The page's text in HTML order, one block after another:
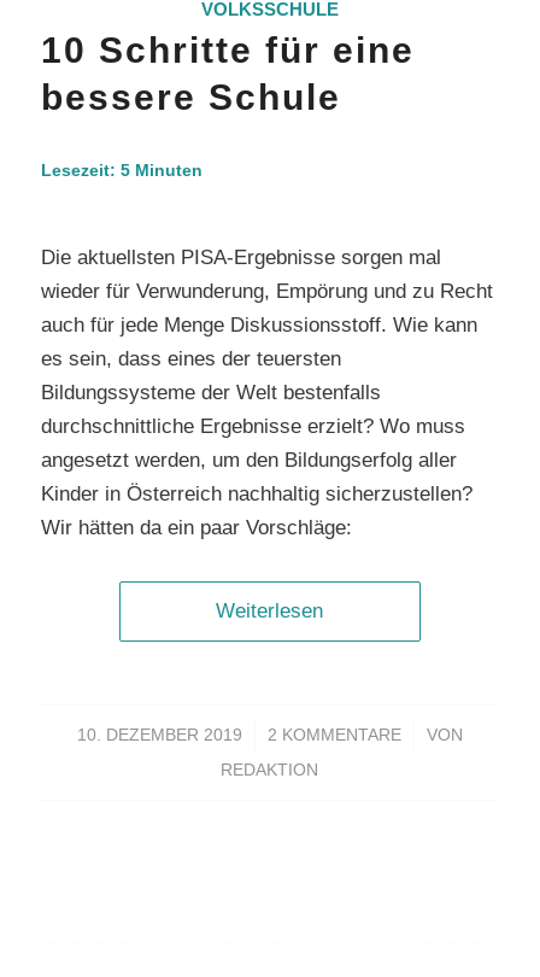
VOLKSSCHULE
10 Schritte für eine
bessere Schule
Lesezeit: 5 Minuten
Die aktuellsten PISA-Ergebnisse sorgen mal
wieder für Verwunderung, Empörung und zu Recht
auch für jede Menge Diskussionsstoff. Wie kann
es sein, dass eines der teuersten
Bildungssysteme der Welt bestenfalls
durchschnittliche Ergebnisse erzielt? Wo muss
angesetzt werden, um den Bildungserfolg aller
Kinder in Österreich nachhaltig sicherzustellen?
Wir hätten da ein paar Vorschläge:
Weiterlesen
10. DEZEMBER 2019
/ 2 KOMMENTARE
/
VON
REDAKTION